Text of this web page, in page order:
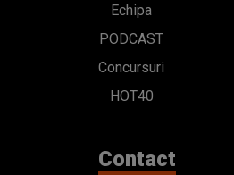
Echipa
PODCAST
Concursuri
HOT40
Contact